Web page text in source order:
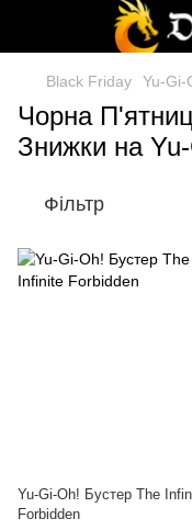
Black Friday Yu-Gi-
Чорна
Знижки на
Фільтр
Yu-Gi-Oh! Бустер The
Forbidden